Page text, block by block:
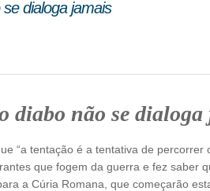
dialoga jamais
diabo não se dialoga
“a tentação é a tentativa de percorrer
que fogem da guerra e fez saber
a Cúria Romana, que começarão